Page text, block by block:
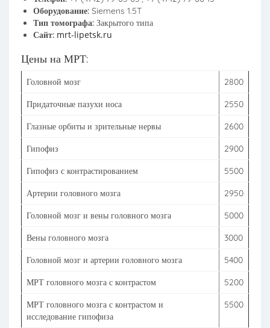
Оборудование: Siemens 1.5T
Тип томографа: Закрытого типа
Сайт: mrt-lipetsk.ru
Цены на МРТ:
Головной мозг 2800
Придаточные пазухи носа 2550
Глазные орбиты и зрительные нервы 2600
Гипофиз 2900
Гипофиз с контрастированием 5500
Артерии головного мозга 2950
Головной мозг и вены головного мозга 5000
Вены головного мозга 3000
Головной мозг и артерии головного мозга 5400
МРТ головного мозга с контрастом 5200
МРТ головного мозга с контрастом и
исследование гипофиза
5500